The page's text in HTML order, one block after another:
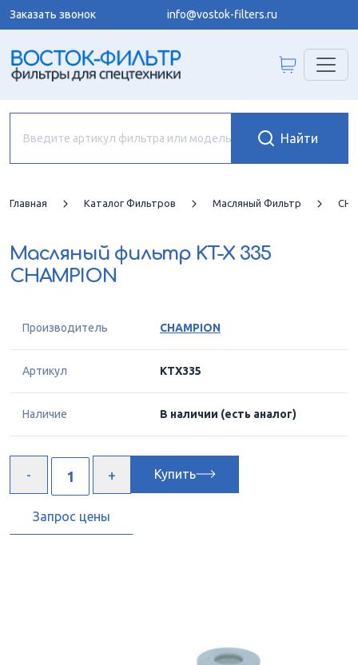
Заказать звонок info@vostok-filters.ru
Главная Каталог Фильтров Масляный Фильтр
Масляный фильтр KT-X 335
CHAMPION
Производитель CHAMPION
Артикул KTX335
Наличие В наличии (есть аналог)
Купить
Запрос цены